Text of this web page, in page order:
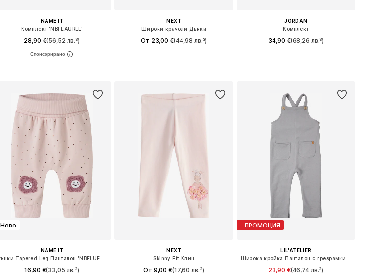
NAME IT
Комплект 'NBFLAUREL'
28,90 €(56,52 лв.³)
Налични размери: 56, 62, 68, 74, 80, 86
NEXT
Широки крачоли Дънки
От 23,00 €(44,98 лв.³)
JORDAN
Комплект
34,90 €(68,26 лв.³)
Ново
NAME IT
16,90 €(33,05 лв.³)
NEXT
Skinny Fit Клин
От 9,00 €(17,60 лв.³)
ПРОМОЦИЯ
LIL'ATELIER
23,90 €(46,74 лв.³)